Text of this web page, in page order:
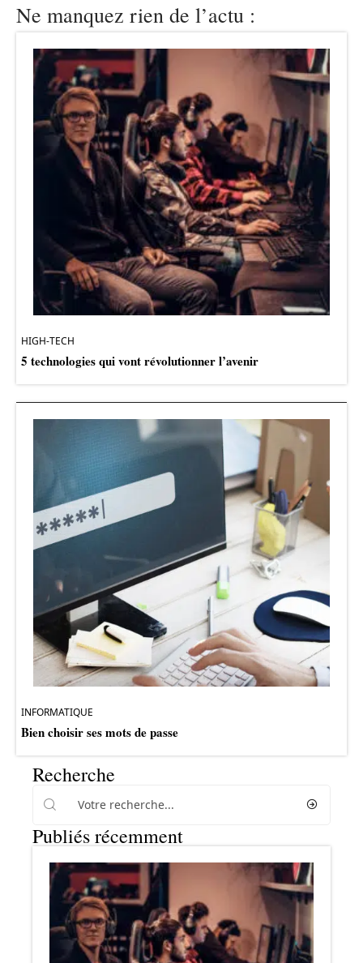
Ne manquez rien de l’actu :
HIGH-TECH
5 technologies qui vont révolutionner l’avenir
INFORMATIQUE
Bien choisir ses mots de passe
Recherche
Publiés récemment